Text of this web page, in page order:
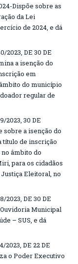
Dispõe sobre as
da Lei
de 2024, e dá
2023, DE 30 DE
a isenção do
em
do município
regular de
2023, 30 DE
sobre a isenção do
título de inscrição
âmbito do
para os cidadãos
Eleitoral, no
2023, DE 30 DE
Municipal
– SUS, e dá
2023, DE 22 DE
o Poder Executivo